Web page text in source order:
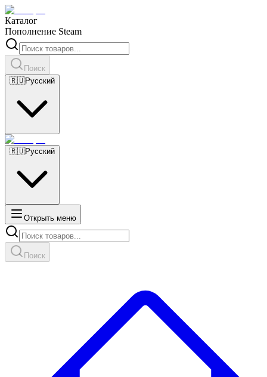
Каталог
Пополнение Steam
Поиск
🇷🇺Русский
🇷🇺Русский
Открыть меню
Поиск